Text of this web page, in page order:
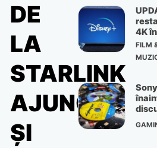
DE
LA
STARLINK
AJUNGE
ȘI
4K
FILM